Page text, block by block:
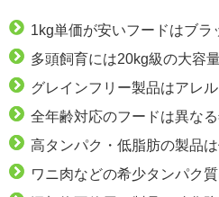
1kg単価が安いフードはブラ
多頭飼育には20kg級の大容
グレインフリー製品はアレ
全年齢対応のフードは異な
高タンパク・低脂肪の製品
ワニ肉などの希少タンパク